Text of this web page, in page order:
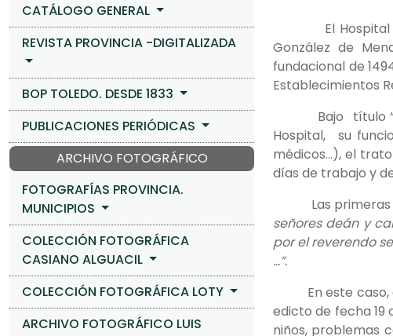
CATÁLOGO GENERAL
REVISTA PROVINCIA -DIGITALIZADA
BOP TOLEDO. DESDE 1833
PUBLICACIONES PERIÓDICAS
ARCHIVO FOTOGRÁFICO
FOTOGRAFÍAS PROVINCIA.
MUNICIPIOS
COLECCIÓN FOTOGRÁFICA
CASIANO ALGUACIL
COLECCIÓN FOTOGRÁFICA LOTY
ARCHIVO FOTOGRÁFICO LUIS
El Hospital de
González de
fundacional de
Establecimientos
Bajo título
Hospital, su
médicos…), el
días de trabajo y
Las primeras
señores deán y
por el reverendo
…”.
En este caso,
edicto de fecha 19
niños, problemas